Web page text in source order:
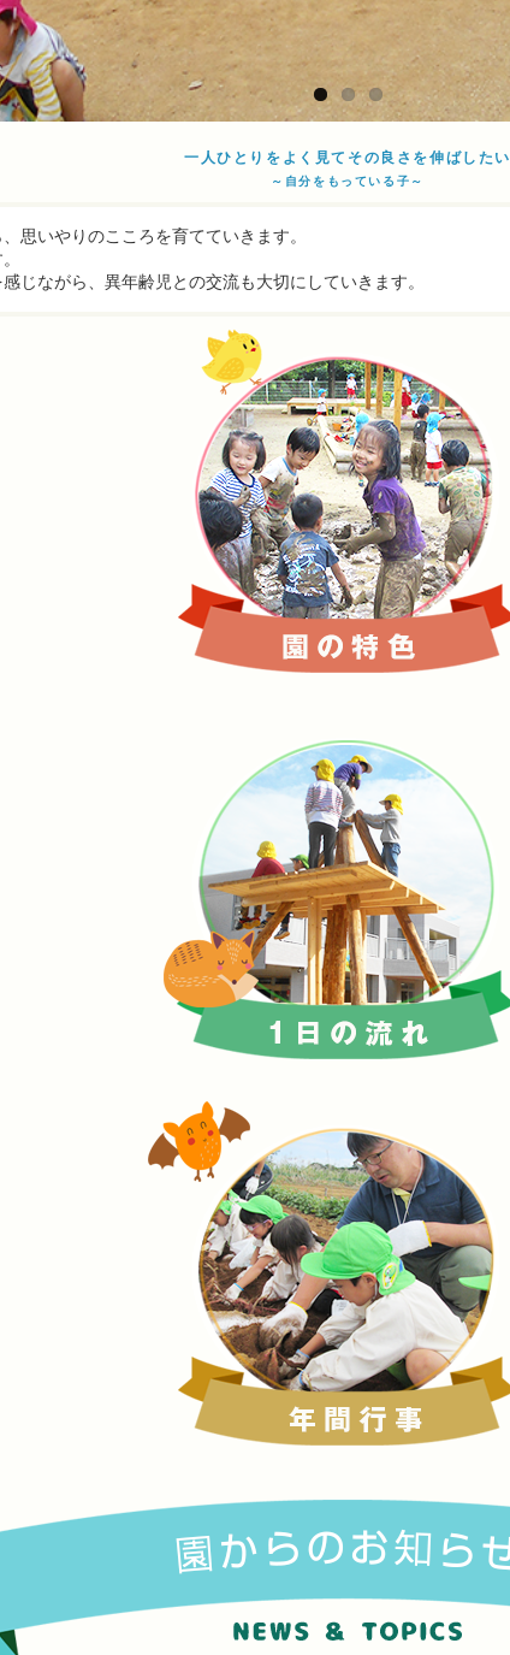
一人ひとりをよく見てその良さを伸ばしたい
～自分をもっている子～
思いやりのこころを育てていきます。
じながら、異年齢児との交流も大切にしていきます。